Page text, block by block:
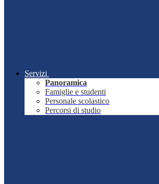
Servizi
Panoramica
Famiglie e studenti
Personale scolastico
Percorsi di studio